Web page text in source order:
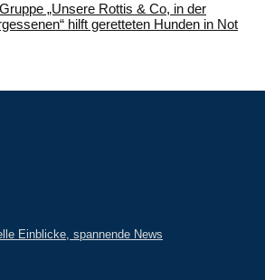
„Unsere Rottis & Co, in der
hilft geretteten Hunden in Not
Einblicke, spannende News